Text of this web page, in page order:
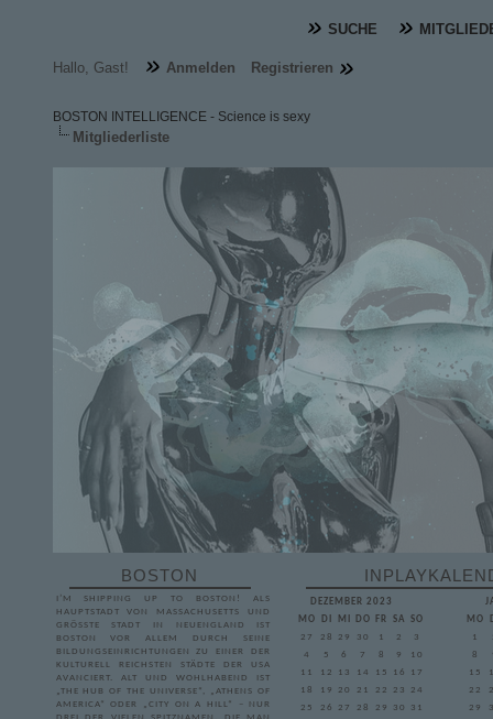
SUCHE
Hallo, Gast! Anmelden Registrieren
BOSTON INTELLIGENCE - Science is sexy
Mitgliederliste
BOSTON
I’M SHIPPING UP TO BOSTON! ALS
HAUPTSTADT VON MASSACHUSETTS UND
GRÖSSTE STADT IN NEUENGLAND IST B
OSTON VOR ALLEM DURCH SEINE B
ILDUNGSEINRICHTUNGEN ZU EINER DER K
ULTURELL REICHSTEN STÄDTE DER USA A
VANCIERT. ALT UND WOHLHABEND IST „
THE HUB OF THE UNIVERSE“, „ATHENS OF A
MERICA“ ODER „CITY ON A HILL“ – NUR D
DEZEMBER 2023
MO
DI MI DO FR SA
SO
27
28 29 30 1 2
3
4
5 6 7 8 9
10
11
12 13 14 15 16
17
18
19 20 21 22 23
24
25
26 27 28 29 30 31
MO
1
8
15
22
29